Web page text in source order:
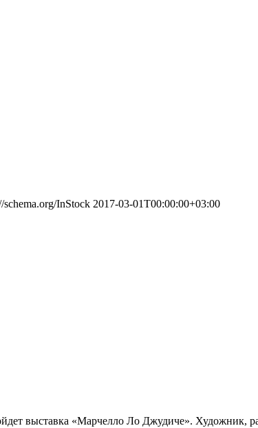
schema.org/InStock 2017-03-01T00:00:00+03:00
выставка «Марчелло Ло Джудиче». Художник,